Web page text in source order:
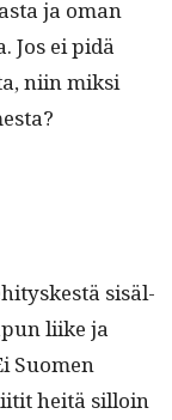
ja oman
ei pidä
niin mik­si
sisäl­
liike ja
Suomen
heitä sil­loin